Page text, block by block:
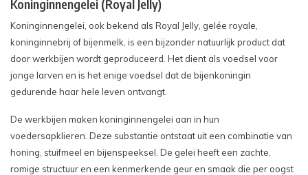
Koninginnengelei (Royal Jelly)
Koninginnengelei, ook bekend als Royal Jelly, gelée royale,
koninginnebrij of bijenmelk, is een bijzonder natuurlijk product dat
door werkbijen wordt geproduceerd. Het dient als voedsel voor
jonge larven en is het enige voedsel dat de bijenkoningin
gedurende haar hele leven ontvangt.
De werkbijen maken koninginnengelei aan in hun
voedersapklieren. Deze substantie ontstaat uit een combinatie van
honing, stuifmeel en bijenspeeksel. De gelei heeft een zachte,
romige structuur en een kenmerkende geur en smaak die per oogst